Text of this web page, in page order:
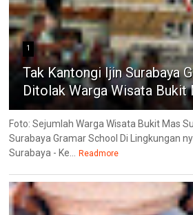
1
Tak Kantongi Ijin Surabaya
Ditolak Warga Wisata Bukit
Foto: Sejumlah Warga Wisata Bukit Mas
Surabaya Gramar School Di Lingkungan
Surabaya - Ke...
Readmore